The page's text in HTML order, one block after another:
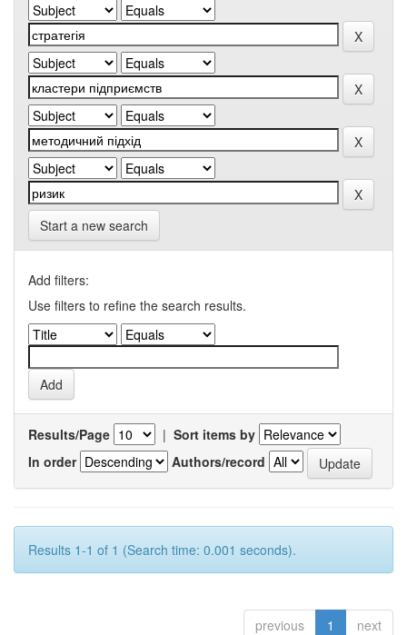
Start a new search
Add filters:
Use filters to refine the search results.
Results/Page | Sort items by
In order
Authors/record
Results 1-1 of 1 (Search time: 0.001 seconds).
previous 1 next